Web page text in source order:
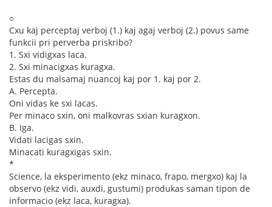
○
Cxu kaj perceptaj verboj (1.) kaj agaj verboj (2.) povus same
funkcii pri perverba priskribo?
1. Sxi vidigxas laca.
2. Sxi minacigxas kuragxa.
Estas du malsamaj nuancoj kaj por 1. kaj por 2.
A. Percepta.
Oni vidas ke sxi lacas.
Per minaco sxin, oni malkovras sxian kuragxon.
B. Iga.
Vidati lacigas sxin.
Minacati kuragxigas sxin.
*
Science, la eksperimento (ekz minaco, frapo, mergxo) kaj la
observo (ekz vidi, auxdi, gustumi) produkas saman tipon de
informacio (ekz laca, kuragxa).